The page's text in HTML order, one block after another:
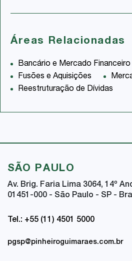
Áreas Relacionadas
Bancário e Mercado Financeiro
Fusões e Aquisições
Reestruturação de Dívidas
SÃO PAULO
Av. Brig. Faria Lima 3064, 14º
01451-000 - São Paulo - SP -
Tel.: +55 (11) 4501 5000
pgsp@pinheiroguimaraes.com.br